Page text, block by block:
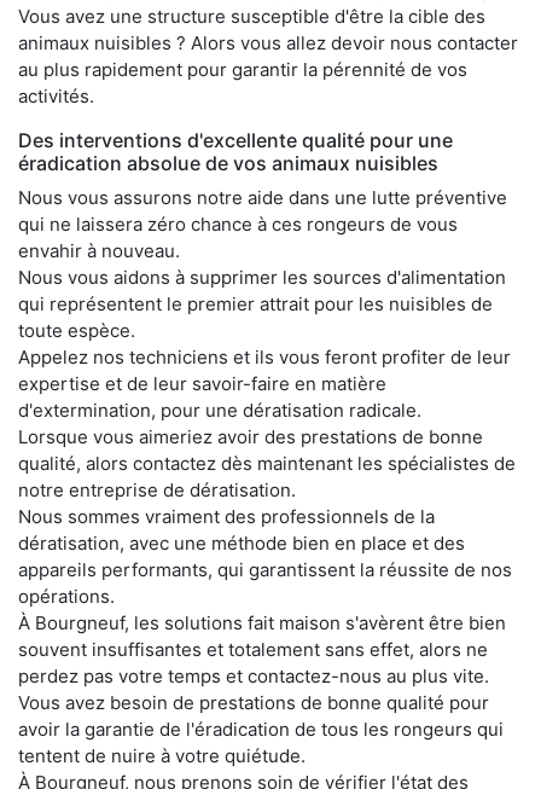
Vous avez une structure susceptible d'être la cible des
animaux nuisibles ? Alors vous allez devoir nous contacter
au plus rapidement pour garantir la pérennité de vos
activités.
Des interventions d'excellente qualité pour une
éradication absolue de vos animaux nuisibles
Nous vous assurons notre aide dans une lutte préventive
qui ne laissera zéro chance à ces rongeurs de vous
envahir à nouveau.
Nous vous aidons à supprimer les sources d'alimentation
qui représentent le premier attrait pour les nuisibles de
toute espèce.
Appelez nos techniciens et ils vous feront profiter de leur
expertise et de leur savoir-faire en matière
d'extermination, pour une dératisation radicale.
Lorsque vous aimeriez avoir des prestations de bonne
qualité, alors contactez dès maintenant les spécialistes de
notre entreprise de dératisation.
Nous sommes vraiment des professionnels de la
dératisation, avec une méthode bien en place et des
appareils performants, qui garantissent la réussite de nos
opérations.
À Bourgneuf, les solutions fait maison s'avèrent être bien
souvent insuffisantes et totalement sans effet, alors ne
perdez pas votre temps et contactez-nous au plus vite.
Vous avez besoin de prestations de bonne qualité pour
avoir la garantie de l'éradication de tous les rongeurs qui
tentent de nuire à votre quiétude.
À Bourgneuf, nous prenons soin de vérifier l'état des